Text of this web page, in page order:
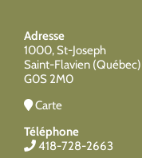
Adresse
1000, St-Joseph
Saint-Flavien (Québec)
G0S 2M0
Carte
Téléphone
418-728-2663